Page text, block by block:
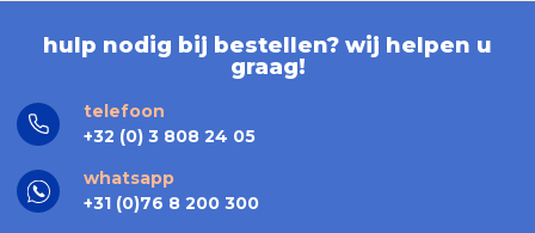
hulp nodig bij bestellen? wij helpen u
graag!
telefoon
+32 (0) 3 808 24 05
whatsapp
+31 (0)76 8 200 300